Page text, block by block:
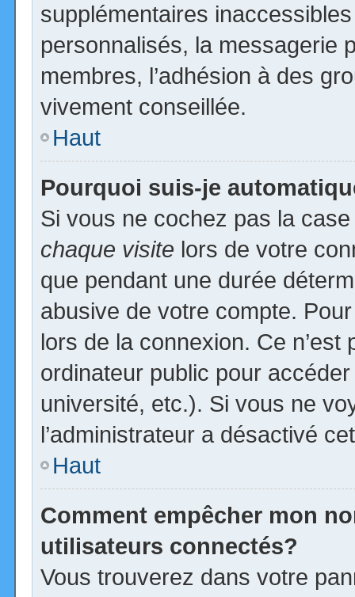
supplémentaires
personnalisés, la messagerie
membres, l’adhésion à des
vivement conseillée.
Haut
Pourquoi suis-je
Si vous ne cochez pas la
chaque visite lors de votre
que pendant une durée
abusive de votre compte.
lors de la connexion. Ce
ordinateur public pour
université, etc.). Si vous ne
l’administrateur a désactivé
Haut
Comment empêcher mon
utilisateurs connectés?
Vous trouverez dans votre